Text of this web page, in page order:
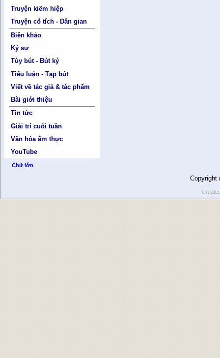
Truyện kiếm hiệp
Truyện cổ tích - Dân gian
Biên khảo
Ký sự
Tùy bút - Bút ký
Tiểu luận - Tạp bút
Viết về tác giả & tác phẩm
Bài giới thiệu
Tin tức
Giải trí cuối tuần
Văn hóa ẩm thực
YouTube
Chữ lớn
Copyright